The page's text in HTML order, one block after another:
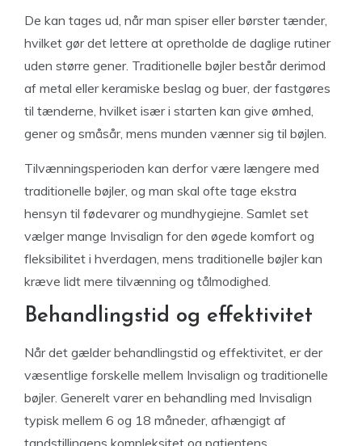
De kan tages ud, når man spiser eller børster tænder,
hvilket gør det lettere at opretholde de daglige rutiner
uden større gener. Traditionelle bøjler består derimod
af metal eller keramiske beslag og buer, der fastgøres
til tænderne, hvilket især i starten kan give ømhed,
gener og småsår, mens munden vænner sig til bøjlen.
Tilvænningsperioden kan derfor være længere med
traditionelle bøjler, og man skal ofte tage ekstra
hensyn til fødevarer og mundhygiejne. Samlet set
vælger mange Invisalign for den øgede komfort og
fleksibilitet i hverdagen, mens traditionelle bøjler kan
kræve lidt mere tilvænning og tålmodighed.
Behandlingstid og effektivitet
Når det gælder behandlingstid og effektivitet, er der
væsentlige forskelle mellem Invisalign og traditionelle
bøjler. Generelt varer en behandling med Invisalign
typisk mellem 6 og 18 måneder, afhængigt af
tandstillingens kompleksitet og patientens